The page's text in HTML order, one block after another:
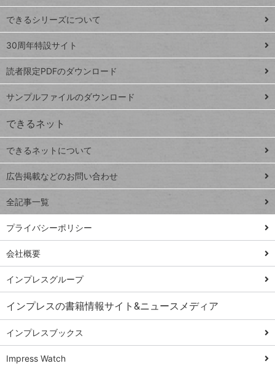
ド
Google
スプレ
ッドシ
ート
iPhone
VLOOKUP
close
閉じ
る
ト
ッ
プ
ペ
ジ
連載
Excel Q&A
トイアンナ流仕
事術
ではじめる業務
の完全自動化
AI議事録作成術
Windows 11
Q&A
Teams踏み込み
活用術
Excel講師の仕事
術
できるシリーズについて
30周年特設サイト
読者限定PDFのダウンロード
サンプルファイルのダウンロード
できるネット
できるネットについて
広告掲載などのお問い合わせ
全記事一覧
プライバシーポリシー
会社概要
インプレスグループ
インプレスの書籍情報サイト&ニュースメディア
インプレスブックス
Impress Watch